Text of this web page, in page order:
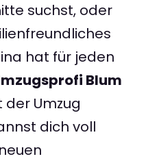
suchst, oder
hat für jeden
Blum
Umzug
dich voll